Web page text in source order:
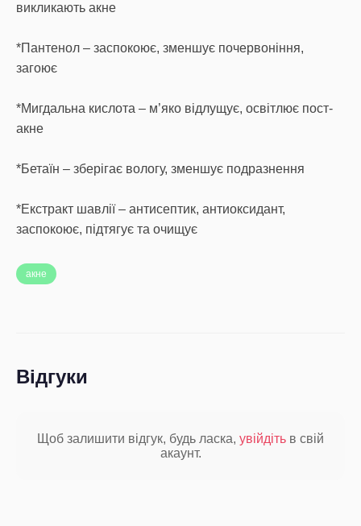
викликають акне
*Пантенол – заспокоює, зменшує почервоніння,
загоює
*Мигдальна кислота – м’яко відлущує, освітлює пост-
акне
*Бетаїн – зберігає вологу, зменшує подразнення
*Екстракт шавлії – антисептик, антиоксидант,
заспокоює, підтягує та очищує
акне
Відгуки
Щоб залишити відгук, будь ласка, увійдіть в свій
акаунт.